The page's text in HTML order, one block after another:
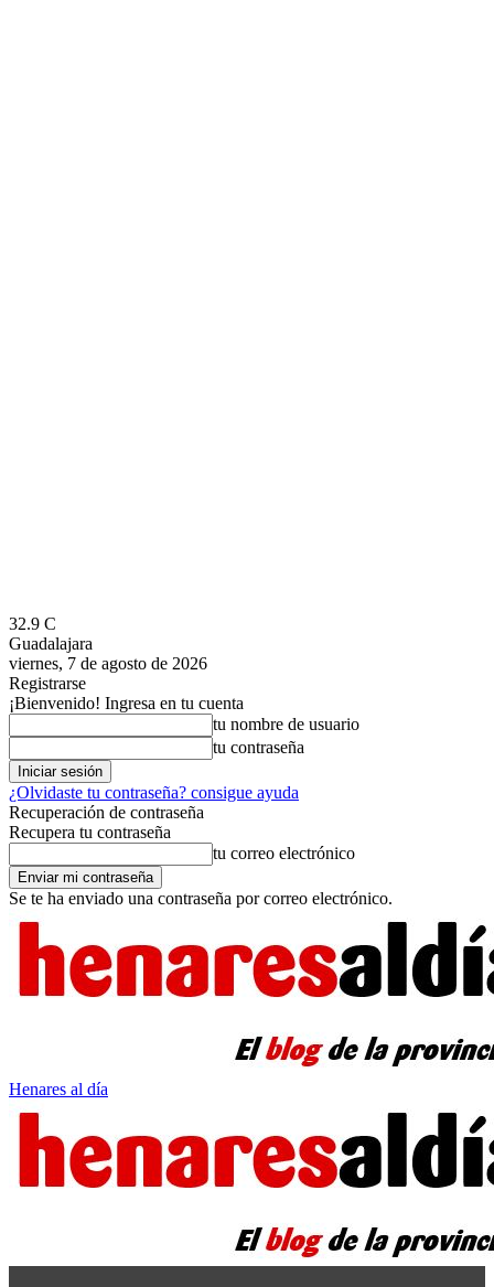
32.9 C
Guadalajara
viernes, 7 de agosto de 2026
Registrarse
¡Bienvenido! Ingresa en tu cuenta
tu nombre de usuario
tu contraseña
¿Olvidaste tu contraseña? consigue ayuda
Recuperación de contraseña
Recupera tu contraseña
tu correo electrónico
Se te ha enviado una contraseña por correo electrónico.
Henares al día